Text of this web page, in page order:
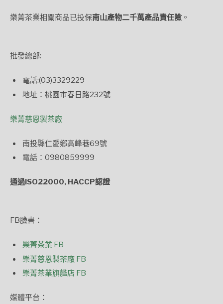
樂菁茶業相關商品已投保南山產物二千萬產品責任險 。
批發總部:
電話:(03)3329229
地址：桃園市春日路232號
樂菁慈恩製茶廠
南投縣仁愛鄉高峰巷69號
電話：0980859999
通過ISO22000, HACCP認證
FB臉書：
樂菁茶業 FB
樂菁慈恩製茶廠 FB
樂菁茶業旗艦店 FB
媒體平台：